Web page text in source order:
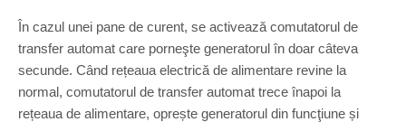
În cazul unei pane de curent, se activează comutatorul de
transfer automat care porneşte generatorul în doar câteva
secunde. Când rețeaua electrică de alimentare revine la
normal, comutatorul de transfer automat trece înapoi la
rețeaua de alimentare, oprește generatorul din funcţiune și